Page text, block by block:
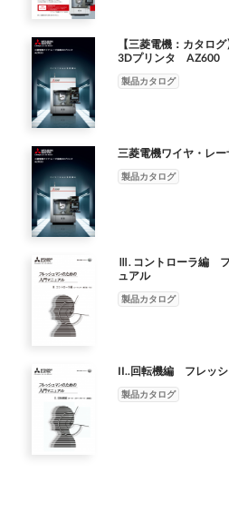
周波数 120～400Hz 120Hz 18 高速
電圧 0～1000V,8888,9999 9999 ◎
Pr.80,81=9999→Pr.800=40
ｸﾞﾙｰﾌﾟ１（E800-1）です。 20 加減
20 加減速基準周波数 1～590Hz
（E800-1）です。 21 加減速時間単
取扱 説明書を参照ください。 22 ス
200% 150% 22 ストール防止動作レ
Pr.570=2 ND定格にしてください。
速時ストール防止動作レベル 0～
ール防止動作レベル補 0～
15/29 ＢＣＮ-Ｃ２１００２-２１４
DU/PUメイン表示データ選択 0,5,7
25,32,33,38,40～42,44,45,50～
53 周波数/回転速度 単位切換 0,1,4
3,5,7～12,14, 1 54 FM端子機能選択
21,24,52,53,61,62 21,24,32,33,50,52
数モニタ基準 0～400Hz 60Hz 55 周
60Hz ◎ 出荷値はｸﾞﾙｰﾌﾟ１（E800-1
0～500A 定格出力電流 56 電流モニ
流 ◎ 57 再始動フリーラン時間 0,0.1
リーラン時間 0,0.1～30s,9999 9999
60s 1.0s 58 再始動立上り時間 0～
0,1,2,3 0 59 遠隔機能選択 0～3,11
の遠隔減速が可能です。 60 省エネ
選択 0,9 0 ◎ 61 基準電流 0～
500A,9999 9999 ◎ 62 加速時基準値
時基準値 0～400%,9999 9999 ◎ 63
9999 63 減速時基準値 0～
にリトライ対象外のエラーが発生
せ、リトライ後に、リトライ対象外
作を終了 します 66 ｽﾄｰﾙ防止動作低
66 ストール防止動作低減開始周波
ｸﾞﾙｰﾌﾟ１（E800-1）です。 67 アラ
0 ◎ 68 リトライ実行待ち時間 0.1～
ータ定数（L1） 0～1000mH,9999
～6000mH,9999 9999 ◎ 93 モータ
9999 93 モータ定数（L2） 0～
定数（X） 0～100%,9999 9999 94
100%,9999 9999 ◎ 96 オートチュー
96 オートチューニング設定/状態
1,11→1、21→11にしてください。
ていた場合は、必要に応じてチ ュー
さい。 117 PU通信局番 0～31（0～
31（0～247） 0 ◎ E800-1対応です
48,96,192,384 192（96） 118 PU通
192 ◎ MODBUSRTUは通信速度の
Pr119を 119 PU通信ストップビッ
トップビット長 0,1,10,11 1 ◎ 設定
リティチェック 0,1,2 2 120 PU通信
121 PU通信リトライ回数 0～
0～10,9999 1 ◎ 122 PU通信チェッ
0 ◎ 123 PU通信待ち時間設定 0～
待ち時間設定 0～150ms,9999 9999
0,1,2 1 124 PU通信CR/LF選択 0,1,2
ﾝ周波数 0～400Hz 60Hz 125 端子2
波数設定ｹﾞｲﾝ周波数 0～400Hz
0,9999 9999 ◎ 172 ﾕｰｻﾞｸﾞﾙｰﾌﾟ登録
16) 0 172 ﾕｰｻﾞｸﾞﾙｰﾌﾟ登録数表示/一
173 ﾕｰｻﾞｸﾞﾙｰﾌﾟ登録 0～999,9999
1999,9999 9999 ◎ 174 ﾕｰｻﾞｸﾞﾙｰﾌﾟ
ｰｻﾞｸﾞﾙｰﾌﾟ削除 0～1999,9999 9999
5,7,8,10,12,14～16,18, 60 178 STF端
～16,18,24～ 60 ◎ 24,25,60,62,65～
選択 0～5,7,8,10,12,14～16,18, 61
5,7,8,10,12,14～16,18,24～ 61 ◎
27,30,37,46,47,50,51,61, 62,65～
選択 0～5,7,8,10,12,14～16, 0 180
5,7,8,10,12,14～16,18,24～ 0 ◎
選択 1 ◎ 65～67,72,92,9999 182
機能選択 2 ◎ 183 MRS端子機能選択
◎ 184 RES端子機能選択 62 184
端子機能選択 0,1,3,4,7,8,11～
す。 26,46,47,64,68,80,81,90,91,93
48,57,64,70,80,81,90～
選択 107,108,111～ 4 191 FU端子機
116,120,125,126,134,135,139～ 4 ◎
168,180,181,190,191,193,195,
100% 100 257 制御回路コンデンサ
寿命表示 0～100% 100 ◎ 259 主回
259 主回路コンデンサ寿命測定 0,1
換 0,10 10 × 出荷値はPWM ｷｬﾘｱ周
す。 261 停電停止選択 0,1,2 0 261
子4入力選択 0,1,2 0 267 端子4入力
270 あて止め制御選択 0,1 0 270 あ
275 あて止め時励磁電流低速倍率 0
止め時励磁電流低速倍率 0～
PWMｷｬﾘｱ周波数 0～9,9999 9999
数 0～9,9999 9999 ◎ 277 ストール
ール防止電流切換 0,1 0 ◎ 278 ブレ
278 ブレーキ開放周波数 0～30Hz
Pr.639,640を設定してください。
200% 130% 279 ブレーキ開放電流
キ開放電流検出時間 0～2s 0.3s 280
ブレーキ動作時間 0～5s 0.3s ◎ 282
30Hz 6Hz 282 ブレーキ動作周波数
レーキ動作時間 0～5s 0.3s 283 停止
0.3s ◎ 286 ドループゲイン 0～100%
100% 0% △ 上限として
1s 0.3s ◎ 292 オートマティック加
択 10～12、20、40、9999 9999 ×
出力選択 0,1,10,11 0 ◎ 496 リモー
モート出力内容1 0～4095 0 ◎ 497
0 497 リモート出力内容2 0～4095 0
選択 0,1,2,3 0 502 通信異常時停止モ
除し設定6追加しています。 PU抜
Ethernet通信、通信オプションで設
てください。 503 メンテナンスタイ
ナンスタイマ 0(1～9998) 0 ◎ 504
設 0～9998,(9999) 9999 504 メンテ
9998,(9999) 9999 ◎. 定時間 設定時
590Hz 60Hz △ 出荷値はｸﾞﾙｰﾌﾟ１（
局番 0～31 0 547 USB通信局番 0～
時間間隔 0～999.8s,9999 9999 548
～999.8s,9999 9999 ◎ 549 プロトコ
選択 0,1 0 ◎ E800-1対応です。 550
0,2,9999 9999 550 NETモード操作
～4,9999 9999 ◎ 555 電流平均時間
間 0.1～1.0s 1s ◎ 556 データ出力マ
データ出力マスク時間 0.0～20.0s
準 インバータ定格 インバータ定格
値ﾓﾆﾀ信号出力基準電流 0～500A 電
564 稼働時間繰越し回数 (0～
【三菱電機：カタロ
3Dプリンタ AZ600
製品カタログ
三菱電機ワイヤ・レ
製品カタログ
Ⅲ. コントローラ編
ュアル
製品カタログ
II..回転機編 フレッシ
製品カタログ